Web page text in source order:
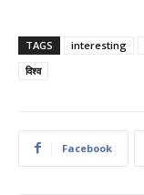
TAGS interesting
विश्व
Facebook